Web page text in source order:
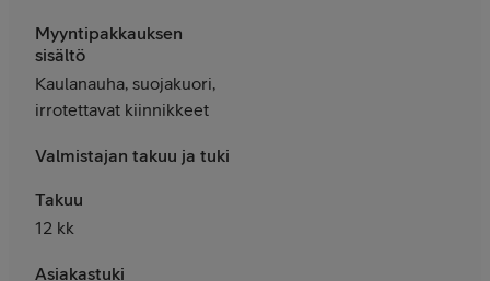
Myyntipakkauksen
sisältö
Kaulanauha, suojakuori,
irrotettavat kiinnikkeet
Valmistajan takuu ja tuki
Takuu
12 kk
Asiakastuki